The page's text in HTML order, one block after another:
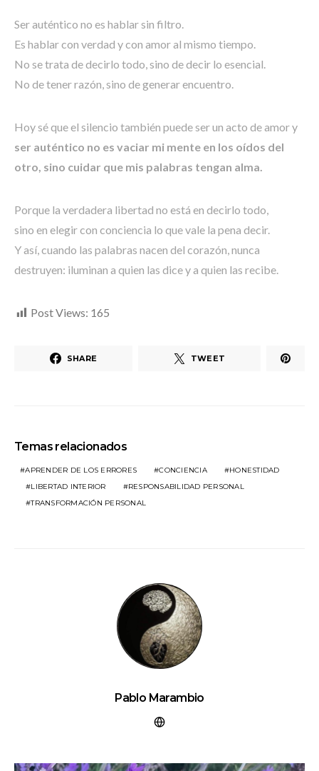
Ser auténtico no es hablar sin filtro.
Es hablar con verdad y con amor al mismo tiempo.
No se trata de decirlo todo, sino de decir lo esencial.
No de tener razón, sino de generar encuentro.
Hoy sé que el silencio también puede ser un acto de amor y
ser auténtico no es vaciar mi mente en los oídos del
otro, sino cuidar que mis palabras tengan alma.
Porque la verdadera libertad no está en decirlo todo,
sino en elegir con conciencia lo que vale la pena decir.
Y así, cuando las palabras nacen del corazón, nunca
destruyen: iluminan a quien las dice y a quien las recibe.
Post Views: 165
SHARE TWEET
Temas relacionados
APRENDER DE LOS ERRORES CONCIENCIA
HONESTIDAD
LIBERTAD INTERIOR
RESPONSABILIDAD PERSONAL
TRANSFORMACIÓN PERSONAL
Pablo Marambio